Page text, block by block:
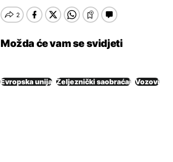
Možda će vam se svidjeti
Evropska unija Željeznički saobraćaj Vozovi